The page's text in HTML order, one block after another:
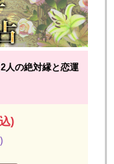
人の絶対縁と恋運
)